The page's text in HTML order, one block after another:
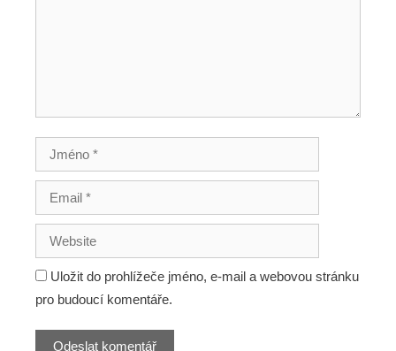
Uložit do prohlížeče jméno, e-mail a webovou stránku
pro budoucí komentáře.